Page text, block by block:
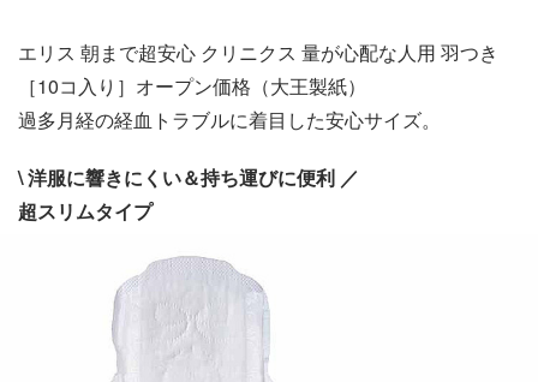
エリス 朝まで超安心 クリニクス 量が心配な人用 羽つき
［10コ入り］オープン価格（大王製紙）
過多月経の経血トラブルに着目した安心サイズ。
\ 洋服に響きにくい＆持ち運びに便利 ／
超スリムタイプ